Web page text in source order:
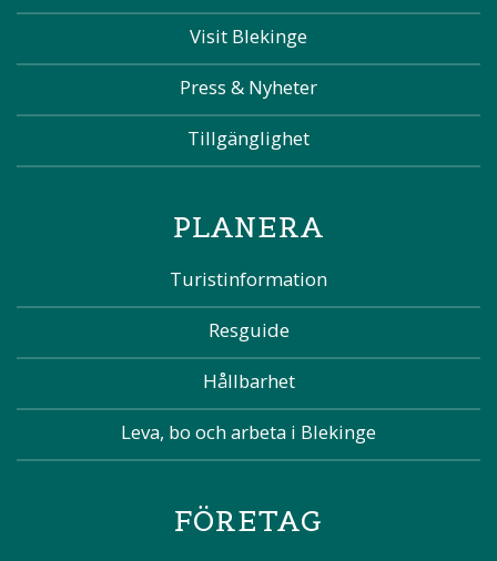
Visit Blekinge
Press & Nyheter
Tillgänglighet
PLANERA
Turistinformation
Resguide
Hållbarhet
Leva, bo och arbeta i Blekinge
FÖRETAG